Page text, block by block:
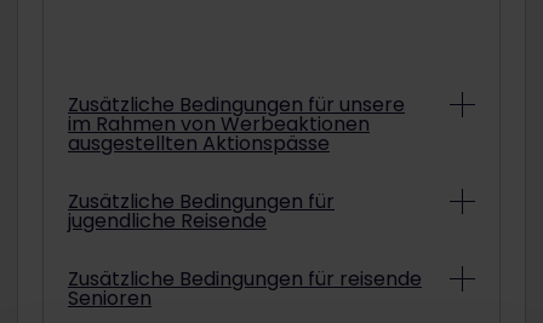
Zusätzliche Bedingungen für unsere
im Rahmen von Werbeaktionen
ausgestellten Aktionspässe
Abhängig von den konkreten
Bedingungen können Interrail-Pässe aus
erstattet oder umgetauscht werden.
Informationen darüber, ob der gekaufte
Zusätzliche Bedingungen für
jugendliche Reisende
Um mit einem ermäßigten Jugendpass
zu reisen, musst du am ausgewählten
Zusätzliche Bedingungen für reisende
Senioren